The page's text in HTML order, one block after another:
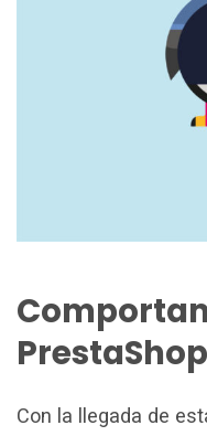
PrestaShop
Con la llegada de